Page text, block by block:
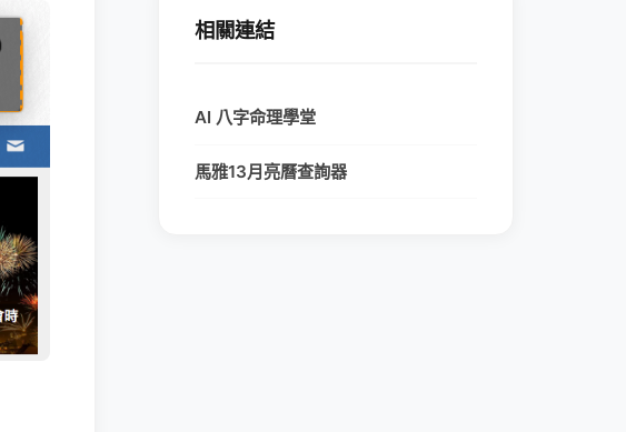
相關連結
AI 八字命理學堂
馬雅13月亮曆查詢器